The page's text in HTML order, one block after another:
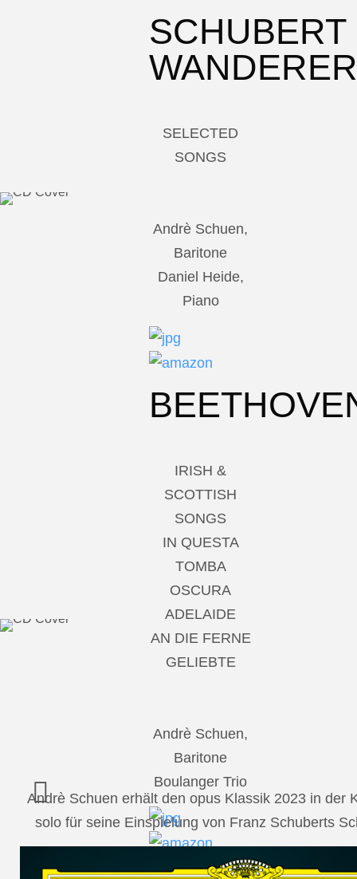
SCHUBERT
WANDERER
SELECTED
SONGS
Andrè Schuen,
Baritone
Daniel Heide,
Piano
IRISH &
SCOTTISH
SONGS
IN QUESTA
TOMBA
OSCURA
ADELAIDE
AN DIE FERNE
GELIEBTE
Andrè Schuen,
Baritone
Boulanger Trio
Andrè Schuen erhält den opus Klassik 2023 in der
solo für seine Einspielung von Franz Schuberts